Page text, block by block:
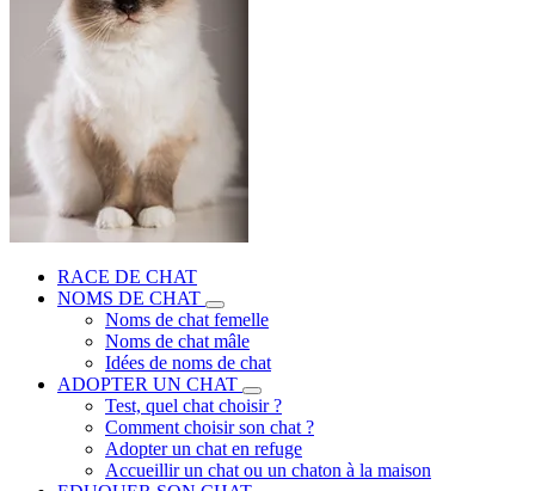
RACE DE CHAT
NOMS DE CHAT
Noms de chat femelle
Noms de chat mâle
Idées de noms de chat
ADOPTER UN CHAT
Test, quel chat choisir ?
Comment choisir son chat ?
Adopter un chat en refuge
Accueillir un chat ou un chaton à la maison